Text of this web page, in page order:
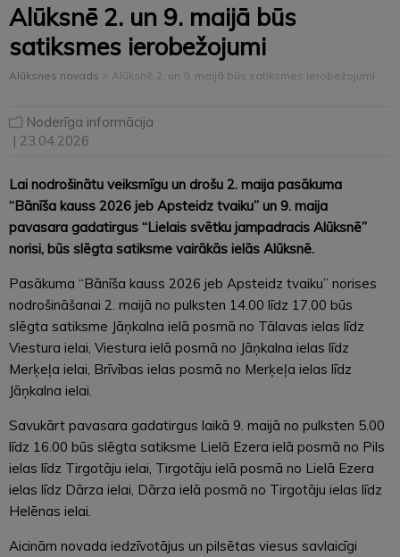
Alūksnē 2. un 9. maijā būs
satiksmes ierobežojumi
Alūksnes novads > Alūksnē 2. un 9. maijā būs satiksmes ierobežojumi
Noderīga informācija
| 23.04.2026
Lai nodrošinātu veiksmīgu un drošu 2. maija pasākuma
“Bānīša kauss 2026 jeb Apsteidz tvaiku” un 9. maija
pavasara gadatirgus “Lielais svētku jampadracis Alūksnē”
norisi, būs slēgta satiksme vairākās ielās Alūksnē.
Pasākuma “Bānīša kauss 2026 jeb Apsteidz tvaiku” norises
nodrošināšanai 2. maijā no pulksten 14.00 līdz 17.00 būs
slēgta satiksme Jāņkalna ielā posmā no Tālavas ielas līdz
Viestura ielai, Viestura ielā posmā no Jāņkalna ielas līdz
Merķeļa ielai, Brīvības ielas posmā no Merķeļa ielas līdz
Jāņkalna ielai.
Savukārt pavasara gadatirgus laikā 9. maijā no pulksten 5.00
līdz 16.00 būs slēgta satiksme Lielā Ezera ielā posmā no Pils
ielas līdz Tirgotāju ielai, Tirgotāju ielā posmā no Lielā Ezera
ielas līdz Dārza ielai, Dārza ielā posmā no Tirgotāju ielas līdz
Helēnas ielai.
Aicinām novada iedzīvotājus un pilsētas viesus savlaicīgi